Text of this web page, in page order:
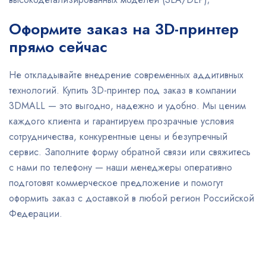
Оформите заказ на 3D-принтер
прямо сейчас
Не откладывайте внедрение современных аддитивных
технологий. Купить 3D-принтер под заказ в компании
3DMALL — это выгодно, надежно и удобно. Мы ценим
каждого клиента и гарантируем прозрачные условия
сотрудничества, конкурентные цены и безупречный
сервис. Заполните форму обратной связи или свяжитесь
с нами по телефону — наши менеджеры оперативно
подготовят коммерческое предложение и помогут
оформить заказ с доставкой в любой регион Российской
Федерации.